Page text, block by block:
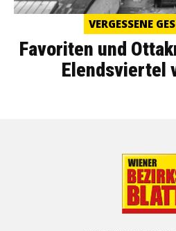
VERGESSENE
Favoriten und
Elendsviertel